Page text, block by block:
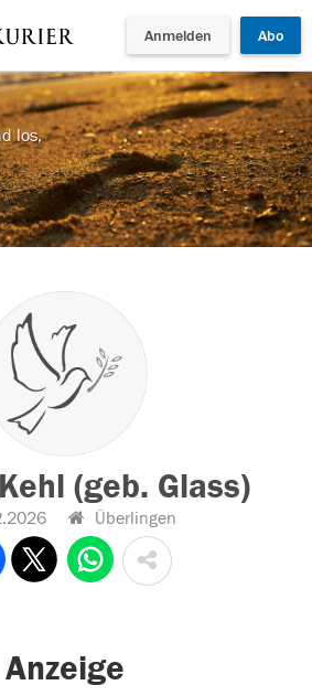
Anmelden Abo
los,
(geb. Glass)
Überlingen
Anzeige